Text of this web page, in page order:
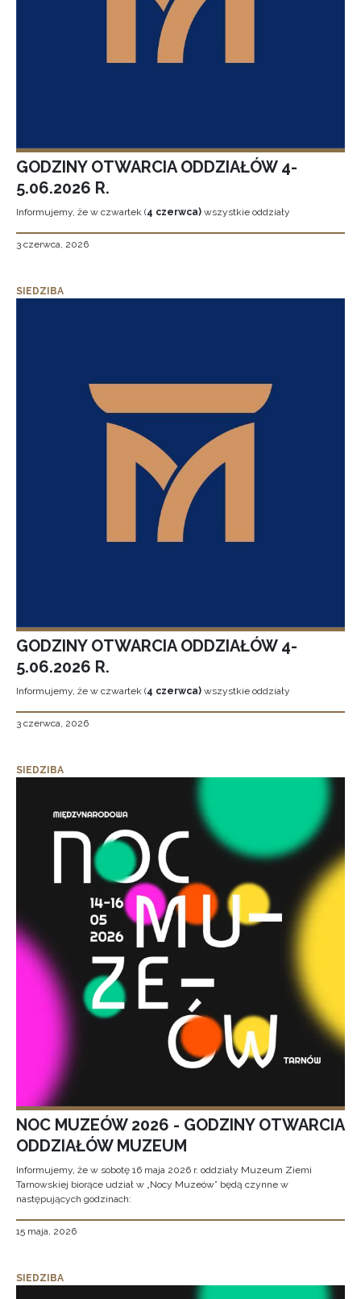
GODZINY OTWARCIA ODDZIAŁÓW 4-
5.06.2026 R.
Informujemy, że w czwartek (4 czerwca) wszystkie oddziały
3 czerwca, 2026
SIEDZIBA
GODZINY OTWARCIA ODDZIAŁÓW 4-
5.06.2026 R.
Informujemy, że w czwartek (4 czerwca) wszystkie oddziały
3 czerwca, 2026
SIEDZIBA
NOC MUZEÓW 2026 - GODZINY OTWARCIA
ODDZIAŁÓW MUZEUM
Informujemy, że w sobotę 16 maja 2026 r. oddziały Muzeum Ziemi
Tarnowskiej biorące udział w „Nocy Muzeów” będą czynne w
następujących godzinach:
15 maja, 2026
SIEDZIBA